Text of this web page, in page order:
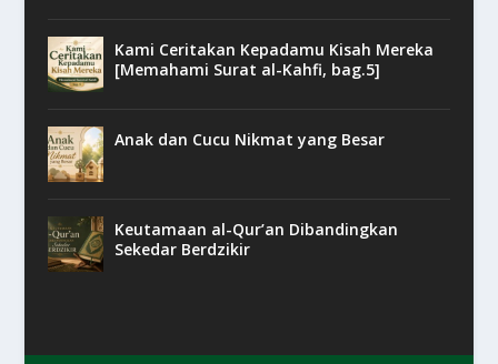
Kami Ceritakan Kepadamu Kisah Mereka
[Memahami Surat al-Kahfi, bag.5]
Anak dan Cucu Nikmat yang Besar
Keutamaan al-Qur’an Dibandingkan
Sekedar Berdzikir